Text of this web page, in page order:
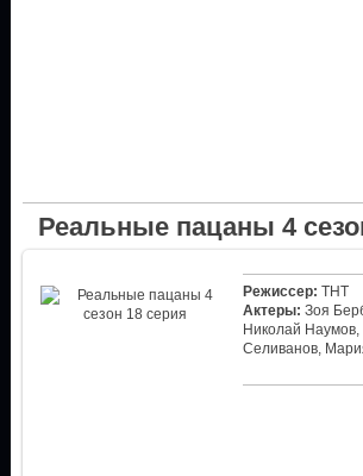
Реальные пацаны 4
Режиссер: ТНТ
Актеры: Зоя
Николай
Селиванов,